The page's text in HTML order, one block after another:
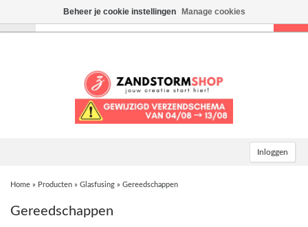
Inloggen
Home » Producten » Glasfusing » Gereedschappen
Gereedschappen
Beheer je cookie instellingen Manage cookies